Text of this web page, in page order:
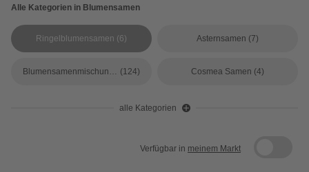
Alle Kategorien in Blumensamen
Ringelblumensamen (6) Asternsamen (7)
Blumensamenmischungen (124) Cosmea Samen (4)
alle Kategorien
Verfügbar in meinem Markt